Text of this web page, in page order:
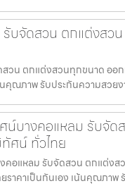
รับจัดสวน ตกแต่งสว
สวน ตกแต่งสวนทุกขนาด อ
นคุณภาพ รับประกันความสวย
บางคอแหลม รับจัด
ศน์ ทั่วไทย
อแหลม รับจัดสวน ตกแต่งส
าคาเป็นกันเอง เน้นคุณภาพ